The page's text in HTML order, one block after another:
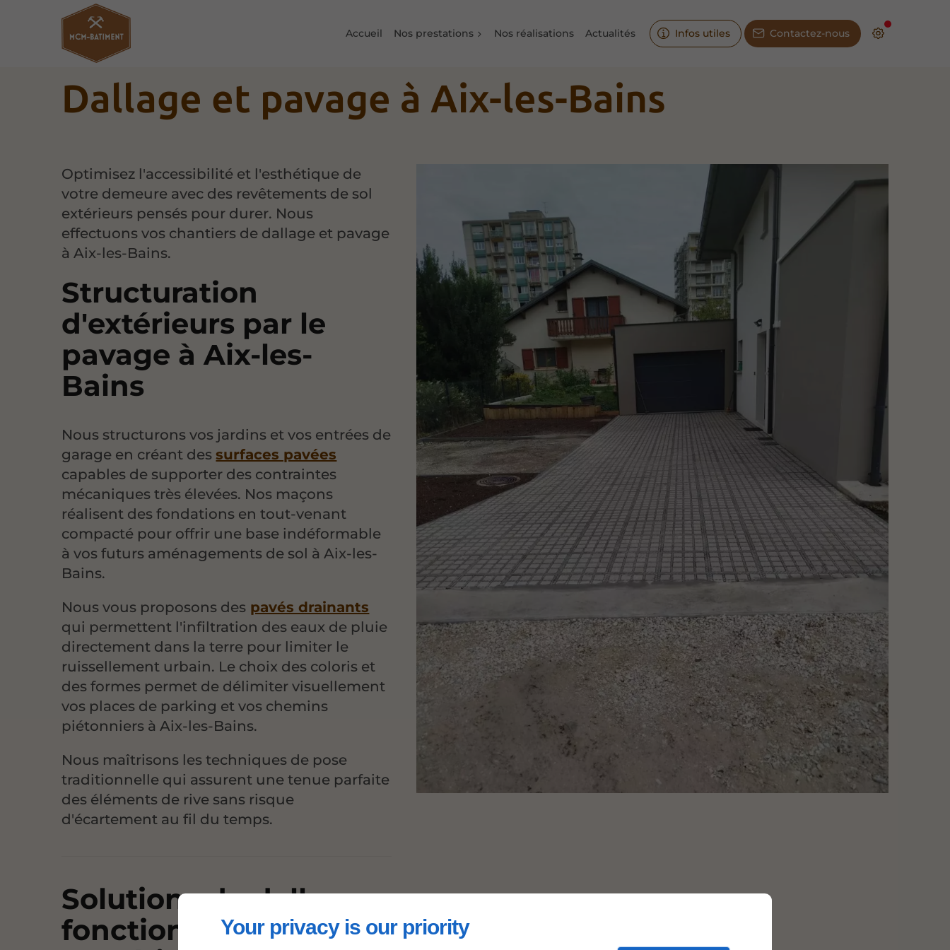
Your privacy is our priority
Accueil Nos prestations Nos réalisations Actualités Infos utiles Contactez-nous
Dallage et pavage à Aix-les-Bains
Optimisez l'accessibilité et l'esthétique de
votre demeure avec des revêtements de sol
extérieurs pensés pour durer. Nous
effectuons vos chantiers de dallage et pavage
à Aix-les-Bains.
Structuration
d'extérieurs par le
pavage à Aix-les-
Bains
Nous structurons vos jardins et vos entrées de
garage en créant dessurfaces pavées
capables de supporter des contraintes
mécaniques très élevées. Nos maçons
réalisent des fondations en tout-venant
compacté pour offrir une base indéformable
à vos futurs aménagements de sol à Aix-les-
Bains.
Nous vous proposons des pavés drainants
qui permettent l'infiltration des eaux de pluie
directement dans la terre pour limiter le
ruissellement urbain. Le choix des coloris et
des formes permet de délimiter visuellement
vos places de parking et vos chemins
piétonniers à Aix-les-Bains.
Nous maîtrisons les techniques de pose
traditionnelle qui assurent une tenue parfaite
des éléments de rive sans risque
d'écartement au fil du temps.
Solutions de dallage
fonctionnel et